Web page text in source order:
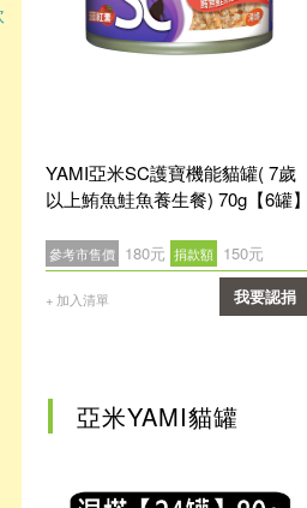
YAMI亞米SC護寶機能貓罐( 7歲
以上鮪魚鮭魚養生餐) 70g【6罐
參考市售價 180元 捐款額 150元
+ 加入清單 我要認捐
亞米YAMI貓罐